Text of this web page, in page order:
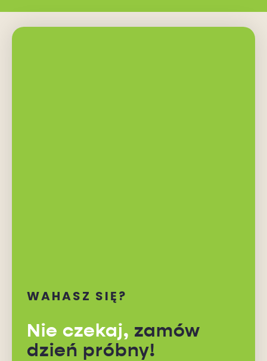
WAHASZ SIĘ?
Nie czekaj, zamów
dzień próbny!